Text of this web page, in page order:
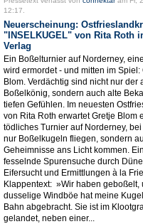
12:17.
Neuerscheinung:
"INSELKUGEL" von Rita Roth
Verlag
Ein Boßelturnier auf Norderney,
wird ermordet - und mitten im Spiel:
Blom. Verdächtig sind nicht nur der
Boßelkönig, sondern auch alte
tiefen Gefühlen. Im neuesten
von Rita Roth erwartet Gretje Blom
tödliches Turnier auf Norderney,
nur Boßelkugeln fliegen, sondern
Geheimnisse ans Licht kommen.
fesselnde Spurensuche durch
Eifersucht und Ermittlungen à la
Klappentext: »Wir haben geboßelt,
dusselige Windböe hat meine
Bahn abgebracht. Sie ist im
gelandet, neben einer...